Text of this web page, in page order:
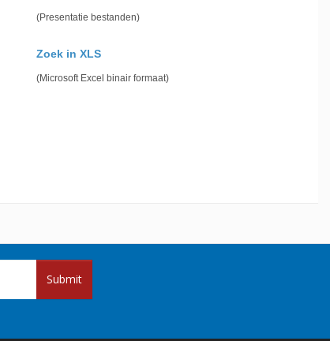
(Presentatie bestanden)
Zoek in XLS
(Microsoft Excel binair formaat)
Submit